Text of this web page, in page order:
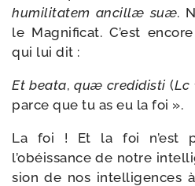
humi­li­ta­tem ancil­læ suæ.
le Magnificat. C’est
qui lui dit :
Et bea­ta, quæ cre­di­dis­ti (Lc
parce que tu as eu la foi ».
La foi ! Et la foi n’est
l’obéissance de notre
sion de nos intel­li­gences